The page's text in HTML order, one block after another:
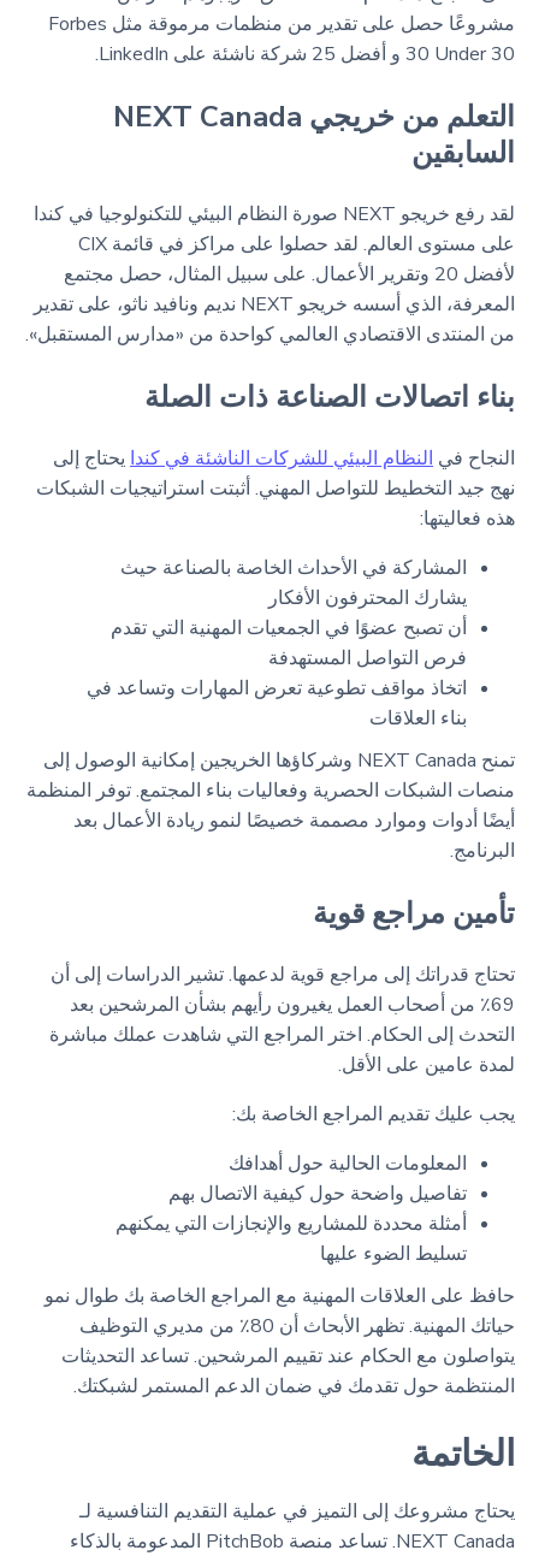
مشروعًا حصل على تقدير من منظمات مرموقة مثل Forbes
30 Under 30 و أفضل 25 شركة ناشئة على LinkedIn.
التعلم من خريجي NEXT Canada
السابقين
لقد رفع خريجو NEXT صورة النظام البيئي للتكنولوجيا في كندا
على مستوى العالم. لقد حصلوا على مراكز في قائمة CIX
لأفضل 20 وتقرير الأعمال. على سبيل المثال، حصل مجتمع
المعرفة، الذي أسسه خريجو NEXT نديم ونافيد ناثو، على تقدير
من المنتدى الاقتصادي العالمي كواحدة من «مدارس المستقبل».
بناء اتصالات الصناعة ذات الصلة
النجاح في النظام البيئي للشركات الناشئة في كندا يحتاج إلى
نهج جيد التخطيط للتواصل المهني. أثبتت استراتيجيات الشبكات
هذه فعاليتها:
المشاركة في الأحداث الخاصة بالصناعة حيث
يشارك المحترفون الأفكار
أن تصبح عضوًا في الجمعيات المهنية التي تقدم
فرص التواصل المستهدفة
اتخاذ مواقف تطوعية تعرض المهارات وتساعد في
بناء العلاقات
تمنح NEXT Canada وشركاؤها الخريجين إمكانية الوصول إلى
منصات الشبكات الحصرية وفعاليات بناء المجتمع. توفر المنظمة
أيضًا أدوات وموارد مصممة خصيصًا لنمو ريادة الأعمال بعد
البرنامج.
تأمين مراجع قوية
تحتاج قدراتك إلى مراجع قوية لدعمها. تشير الدراسات إلى أن
69٪ من أصحاب العمل يغيرون رأيهم بشأن المرشحين بعد
التحدث إلى الحكام. اختر المراجع التي شاهدت عملك مباشرة
لمدة عامين على الأقل.
يجب عليك تقديم المراجع الخاصة بك:
المعلومات الحالية حول أهدافك
تفاصيل واضحة حول كيفية الاتصال بهم
أمثلة محددة للمشاريع والإنجازات التي يمكنهم
تسليط الضوء عليها
حافظ على العلاقات المهنية مع المراجع الخاصة بك طوال نمو
حياتك المهنية. تظهر الأبحاث أن 80٪ من مديري التوظيف
يتواصلون مع الحكام عند تقييم المرشحين. تساعد التحديثات
المنتظمة حول تقدمك في ضمان الدعم المستمر لشبكتك.
الخاتمة
يحتاج مشروعك إلى التميز في عملية التقديم التنافسية لـ
NEXT Canada. تساعد منصة PitchBob المدعومة بالذكاء